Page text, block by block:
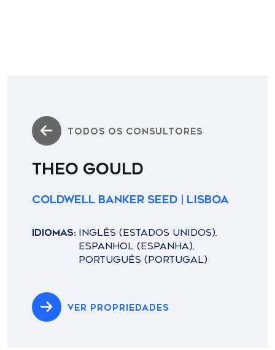
TODOS OS CONSULTORES
THEO GOULD
Coldwell Banker Seed | Lisboa
IDIOMAS: INGLÊS (ESTADOS UNIDOS),
ESPANHOL (ESPANHA),
PORTUGUÊS (PORTUGAL)
VER PROPRIEDADES